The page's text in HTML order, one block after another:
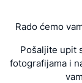
Rado ćemo
Pošaljite upit
fotografijama i